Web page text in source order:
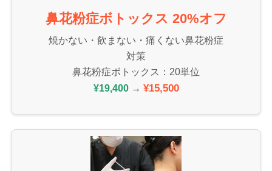
鼻花粉症ボトックス 20%オフ
焼かない・飲まない・痛くない鼻花粉症
対策
鼻花粉症ボトックス：20単位
¥19,400→ ¥15,500